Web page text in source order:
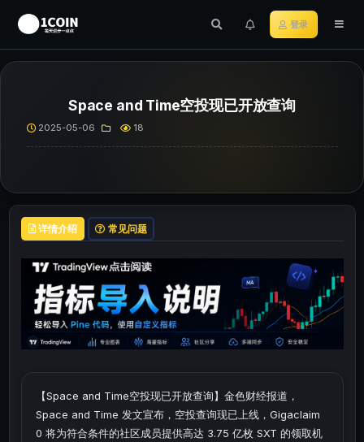
登录
Space and Time空投现已开放查询
2025-05-06 18
详情介绍 常见问题
【Space and Time空投现已开放查询】金色财经报道，
Space and Time 发文宣布，空投查询现已上线，Gigaclaim
0 将为符合条件的社区成员提供高达 3.75 亿枚 SXT 的领取机